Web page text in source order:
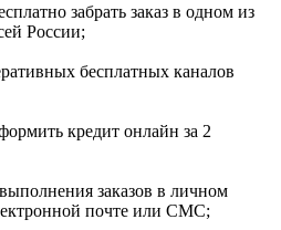
забрать заказ в одном из
России;
бесплатных каналов
кредит онлайн за 2
заказов в личном
почте или СМС;